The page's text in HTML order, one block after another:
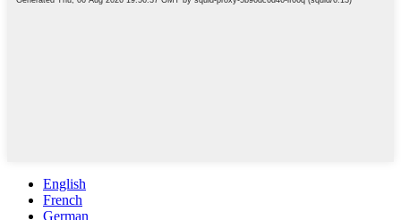
English
French
German